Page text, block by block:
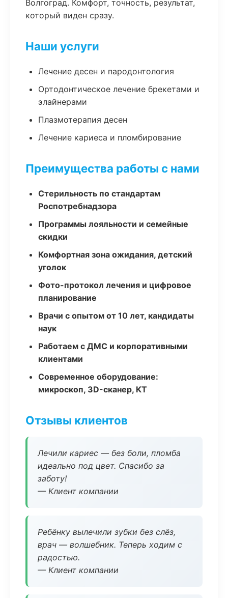
Волгоград. Комфорт, точность, результат,
который виден сразу.
Наши услуги
Лечение десен и пародонтология
Ортодонтическое лечение брекетами и
элайнерами
Плазмотерапия десен
Лечение кариеса и пломбирование
Преимущества работы с нами
Стерильность по стандартам
Роспотребнадзора
Программы лояльности и семейные
скидки
Комфортная зона ожидания, детский
уголок
Фото-протокол лечения и цифровое
планирование
Врачи с опытом от 10 лет, кандидаты
наук
Работаем с ДМС и корпоративными
клиентами
Современное оборудование:
микроскоп, 3D-сканер, КТ
Отзывы клиентов
Лечили кариес — без боли, пломба
идеально под цвет. Спасибо за
заботу!
— Клиент компании
Ребёнку вылечили зубки без слёз,
врач — волшебник. Теперь ходим с
радостью.
— Клиент компании